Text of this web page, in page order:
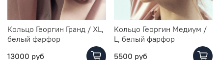
Кольцо Георгин Гранд / XL,
белый фарфор
13000 руб
Кольцо Георгин Медиум /
L, белый фарфор
5500 руб